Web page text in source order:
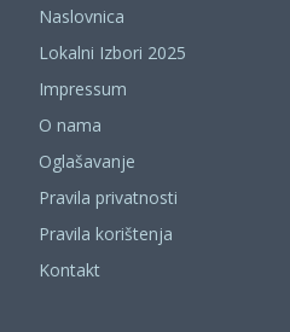
Naslovnica
Lokalni Izbori 2025
Impressum
O nama
Oglašavanje
Pravila privatnosti
Pravila korištenja
Kontakt